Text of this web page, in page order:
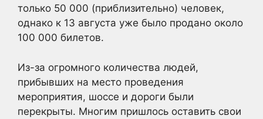
только 50 000 (приблизительно) человек,
однако к 13 августа уже было продано около
100 000 билетов.
Из-за огромного количества людей,
прибывших на место проведения
мероприятия, шоссе и дороги были
перекрыты. Многим пришлось оставить свои